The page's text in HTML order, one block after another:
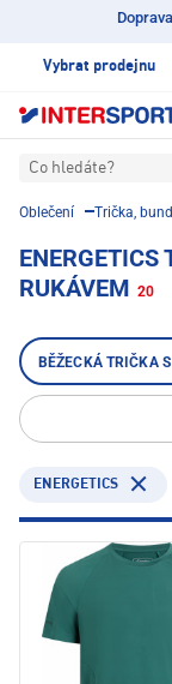
Vybrat prodejnu
Co hledáte?
Oblečení Trička,
ENERGETICS
RUKÁVEM 20
BĚŽECKÁ TRIČKA
ENERGETICS